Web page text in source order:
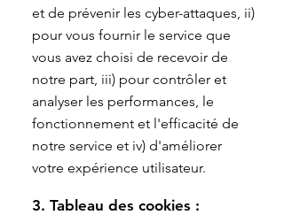
et de prévenir les cyber-attaques, ii)
pour vous fournir le service que
vous avez choisi de recevoir de
notre part, iii) pour contrôler et
analyser les performances, le
fonctionnement et l'efficacité de
notre service et iv) d'améliorer
votre expérience utilisateur.
3. Tableau des cookies :